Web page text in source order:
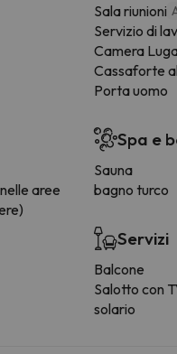
aree
Sala riunioni
Servizio di
Camera
Cassaforte
Porta uomo
Spa e
Sauna
bagno turco
Servizi
Balcone
Salotto con
solario